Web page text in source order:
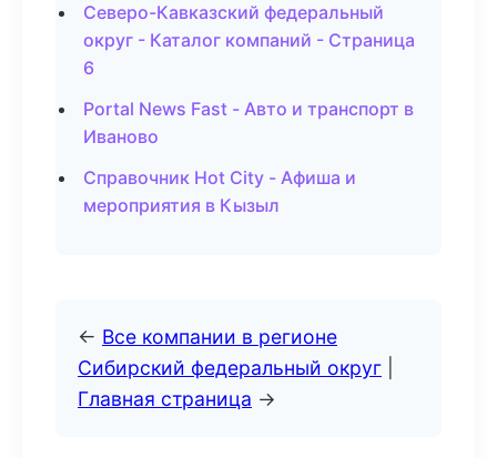
Северо-Кавказский федеральный
округ - Каталог компаний - Страница
6
Portal News Fast - Авто и транспорт в
Иваново
Справочник Hot City - Афиша и
мероприятия в Кызыл
← Все компании в регионе
Сибирский федеральный округ
Главная страница →